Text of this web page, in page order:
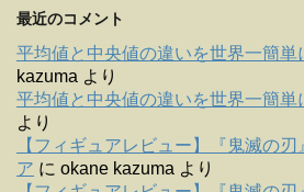
最近のコメント
平均値と中央値の違いを世界一簡単
kazuma より
平均値と中央値の違いを世界一簡単
より
【フィギュアレビュー】『鬼滅の
ア に okane kazuma より